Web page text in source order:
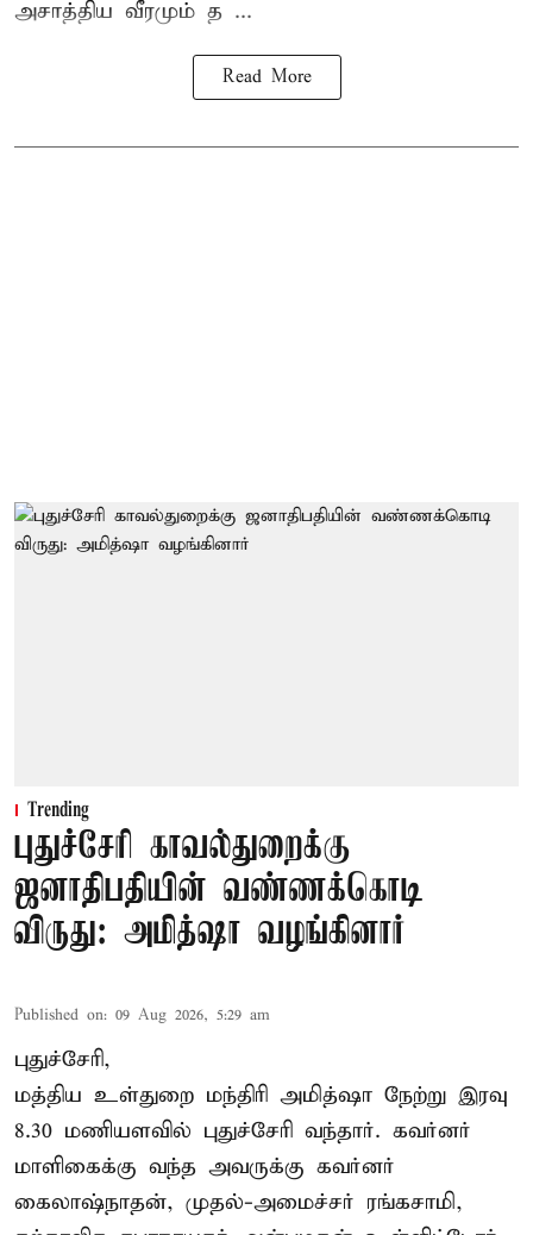
அசாத்திய வீரமும் த ...
Read More
Trending
புதுச்சேரி காவல்துறைக்கு
ஜனாதிபதியின் வண்ணக்கொடி
விருது: அமித்ஷா வழங்கினார்
Published on: 09 Aug 2026, 5:29 am
புதுச்சேரி,
மத்திய உள்துறை மந்திரி அமித்ஷா நேற்று இரவு
8.30 மணியளவில் புதுச்சேரி வந்தார். கவர்னர்
மாளிகைக்கு வந்த அவருக்கு கவர்னர்
கைலாஷ்நாதன், முதல்-அமைச்சர் ரங்கசாமி,